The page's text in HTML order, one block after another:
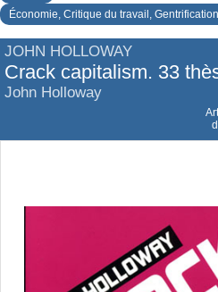
Économie, Critique du travail,
JOHN HOLLOWAY
Crack capitalism. 33
John Holloway